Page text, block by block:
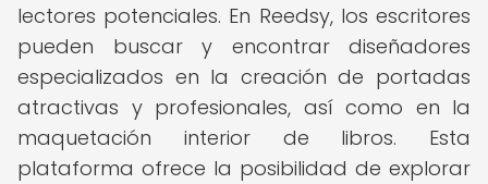
lectores potenciales. En Reedsy, los escritores
pueden buscar y encontrar diseñadores
especializados en la creación de portadas
atractivas y profesionales, así como en la
maquetación interior de libros. Esta
plataforma ofrece la posibilidad de explorar